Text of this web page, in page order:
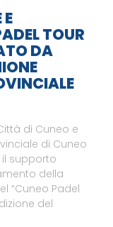
TOUR
DA
di Cuneo e
di Cuneo
supporto
della
“Cuneo Padel
del